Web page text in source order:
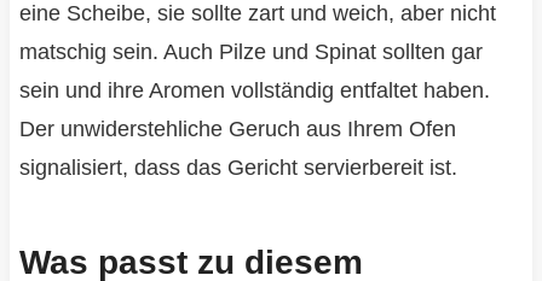
eine Scheibe, sie sollte zart und weich, aber nicht
matschig sein. Auch Pilze und Spinat sollten gar
sein und ihre Aromen vollständig entfaltet haben.
Der unwiderstehliche Geruch aus Ihrem Ofen
signalisiert, dass das Gericht servierbereit ist.
Was passt zu diesem